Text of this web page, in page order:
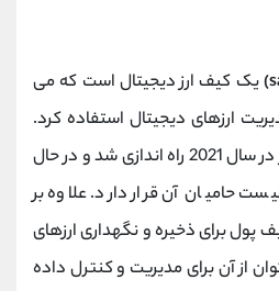
یک کیف ارز دیجیتال است که می
ارزهای دیجیتال استفاده کرد.
این کیف پول برای اولین بار در سال 2021 راه اندازی شد و در حال
حامیان آن قرار دارد. علاوه بر
پول برای ذخیره و نگهداری ارزهای
از آن برای مدیریت و کنترل داده
021-22021030
90001030
@alireza.mehrabii
@alirezamehrabi_com